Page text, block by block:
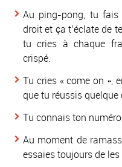
Au ping-pong, tu fais
droit et ça t’éclate de
tu cries à chaque
crispé.
Tu cries « come on »,
que tu réussis quelque
Tu connais ton
Au moment de
essaies toujours de